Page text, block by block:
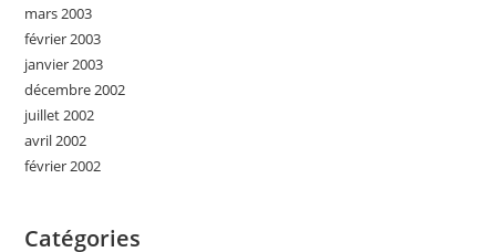
mars 2003
février 2003
janvier 2003
décembre 2002
juillet 2002
avril 2002
février 2002
Catégories